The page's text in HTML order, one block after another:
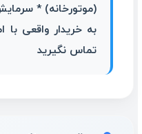
(موتورخانه) *
به خریدار واقعی با
تماس نگیرید